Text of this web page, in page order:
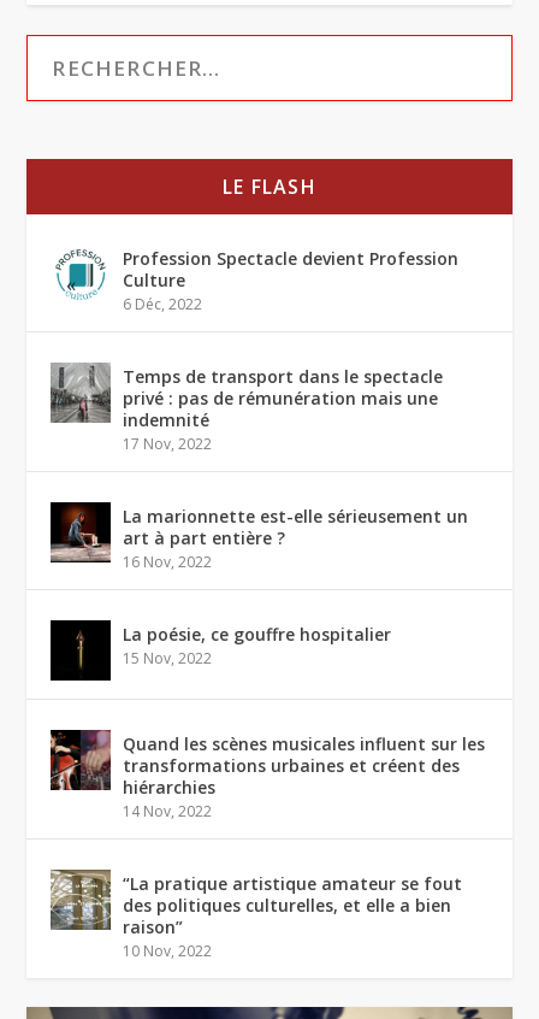
LE FLASH
Profession Spectacle devient Profession
Culture
6 Déc, 2022
Temps de transport dans le spectacle
privé : pas de rémunération mais une
indemnité
17 Nov, 2022
La marionnette est-elle sérieusement un
art à part entière ?
16 Nov, 2022
La poésie, ce gouffre hospitalier
15 Nov, 2022
Quand les scènes musicales influent sur les
transformations urbaines et créent des
hiérarchies
14 Nov, 2022
“La pratique artistique amateur se fout
des politiques culturelles, et elle a bien
raison”
10 Nov, 2022